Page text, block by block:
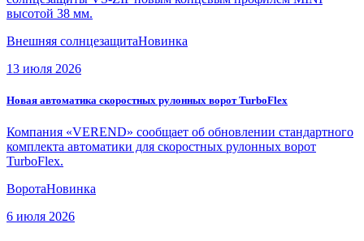
высотой 38 мм.
Внешняя солнцезащитаНовинка
13 июля 2026
Новая автоматика скоростных рулонных ворот TurboFlex
Компания «VEREND» сообщает об обновлении стандартного
комплекта автоматики для скоростных рулонных ворот
TurboFlex.
ВоротаНовинка
6 июля 2026